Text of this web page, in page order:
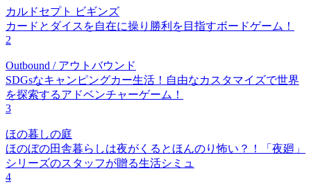
カルドセプト ビギンズ
カードとダイスを自在に操り勝利を目指すボードゲーム！
2
Outbound / アウトバウンド
SDGsなキャンピングカー生活！自由なカスタマイズで世界
を探索するアドベンチャーゲーム！
3
ほの暮しの庭
ほのぼの田舎暮らしは夜がくるとほんのり怖い？！「夜廻」
シリーズのスタッフが贈る生活シミュ
4